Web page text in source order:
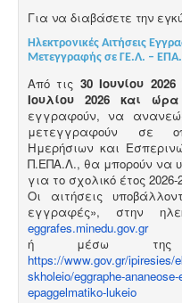
Για να διαβάσετε την
Ηλεκτρονικές Αιτήσεις
Μετεγγραφής σε ΓΕ.Λ. –
Από τις 30 Ιουνίου
Ιουλίου 2026 και ώρα
εγγραφούν, να
μετεγγραφούν σε
Ημερήσιων και
Π.ΕΠΑ.Λ., θα μπορούν να
για το σχολικό έτος 2026-
Οι αιτήσεις
εγγραφές», στην
eggrafes.minedu.gov.gr
ή μέσω της
https://www.gov.gr/ipiresies/
skholeio/eggraphe-
epaggelmatiko-lukeio